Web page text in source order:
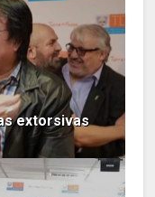
extorsivas